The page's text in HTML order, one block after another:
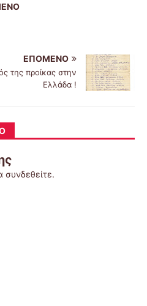
ΕΠΌΜΕΝΟ
της προίκας στην
Ελλάδα !
συνδεθείτε.